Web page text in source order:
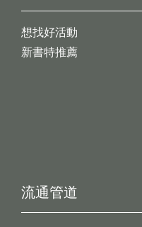
想找好活動
新書特推薦
流通管道